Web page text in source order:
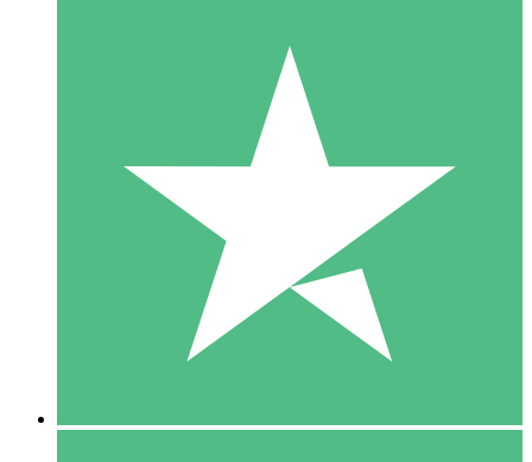
Paquetes de Créditos Individuales
Paga según el uso con créditos de descarga. Sin compromiso
10 00